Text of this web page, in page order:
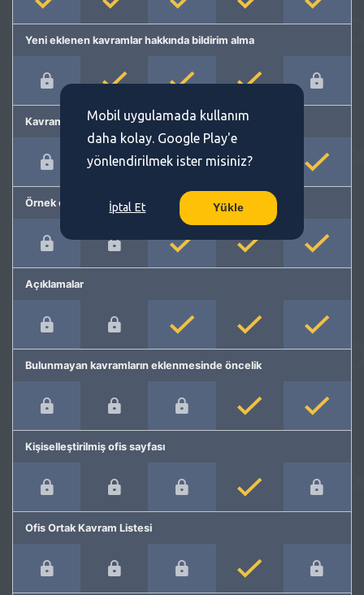
Yeni eklenen kavramlar hakkında bildirim alma
Kavram önerme
Örnek cümleler
Açıklamalar
Bulunmayan kavramların eklenmesinde öncelik
Kişiselleştirilmiş ofis sayfası
Ofis Ortak Kavram Listesi
Mobil uygulamada kullanım
daha kolay. Google Play'e
yönlendirilmek ister misiniz?
İptal Et Yükle